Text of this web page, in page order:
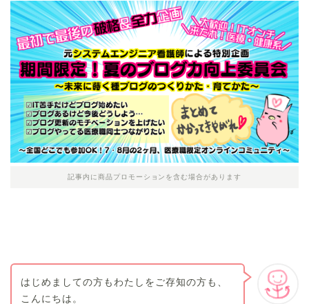
記事内に商品プロモーションを含む場合があります
はじめましての方もわたしをご存知の方も、
こんにちは。